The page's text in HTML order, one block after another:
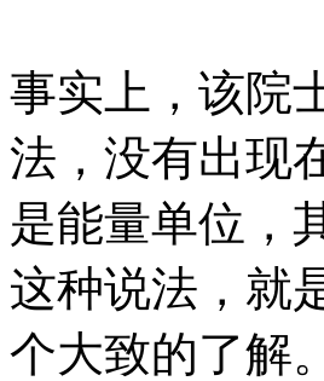
事实上，该院
法，没有出现
是能量单位，
这种说法，就
个大致的了解。